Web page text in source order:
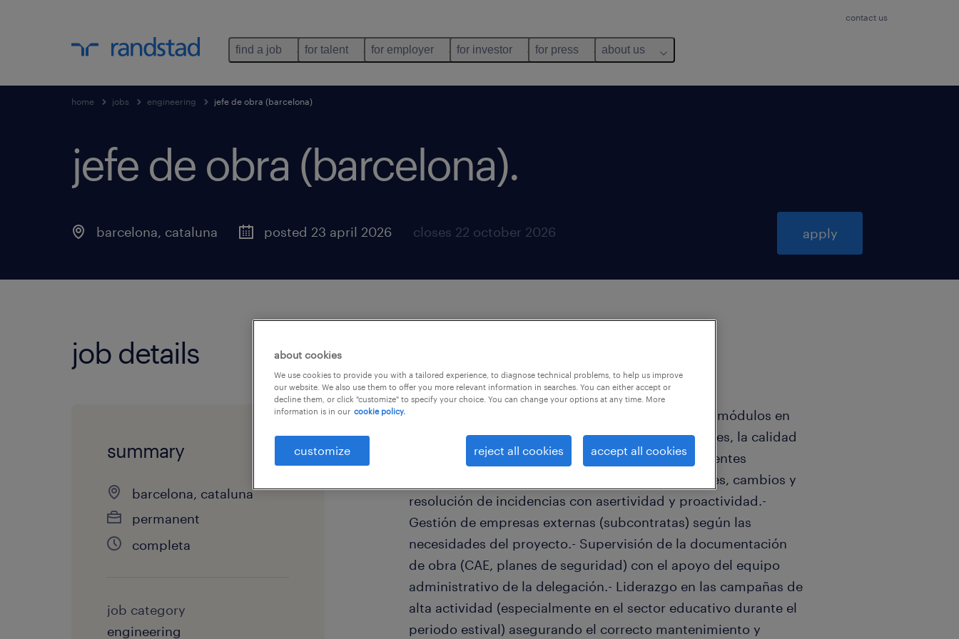
contact us
find a job for talent for employer for investor for press about us
home jobs engineering jefe de obra (barcelona)
jefe de obra (barcelona).
barcelona, cataluna posted 23 april 2026 closes 22 october 2026 apply
job details
summary
barcelona, cataluna
permanent
completa
job category
engineering
- Coordinación del montaje y la instalación de los módulos en
casa del cliente, optimizando siempre los márgenes, la calidad
y los tiempos de ejecución.- Interlocución con Clientes
(públicos y privados), gestionando las necesidades, cambios y
resolución de incidencias con asertividad y proactividad.-
Gestión de empresas externas (subcontratas) según las
necesidades del proyecto.- Supervisión de la documentación
de obra (CAE, planes de seguridad) con el apoyo del equipo
administrativo de la delegación.- Liderazgo en las campañas de
alta actividad (especialmente en el sector educativo durante el
periodo estival) asegurando el correcto mantenimiento y
about cookies
We use cookies to provide you with a tailored experience, to diagnose technical problems, to help us improve
our website. We also use them to offer you more relevant information in searches. You can either accept or
decline them, or click "customize" to specify your choice. You can change your options at any time. More
information is in our cookie policy.
customize reject all cookies accept all cookies